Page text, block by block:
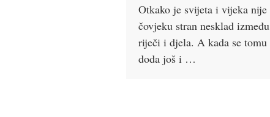
Otkako je svijeta i vijeka nije
čovjeku stran nesklad između
riječi i djela. A kada se tomu
doda još i …